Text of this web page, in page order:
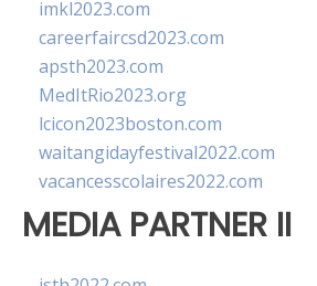
imkl2023.com
careerfaircsd2023.com
apsth2023.com
MedItRio2023.org
lcicon2023boston.com
waitangidayfestival2022.com
vacancesscolaires2022.com
MEDIA PARTNER II